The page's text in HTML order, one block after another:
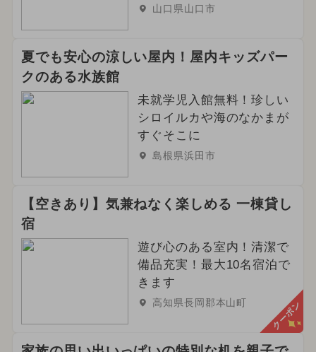
山口県山口市
夏でも安心の涼しい屋内！屋内キッズパー
クのある水族館
未就学児入館無料！珍しい
シロイルカや海のなかまが
すぐそこに
島根県浜田市
【空きあり】気兼ねなく楽しめる 一棟貸し
宿
遊び心のある室内！清潔で
備品充実！最大10名宿泊で
きます
高知県長岡郡本山町 クーポン